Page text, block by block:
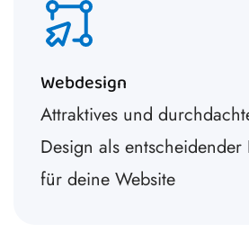
Webdesign
Attraktives und
Design als
für deine Website